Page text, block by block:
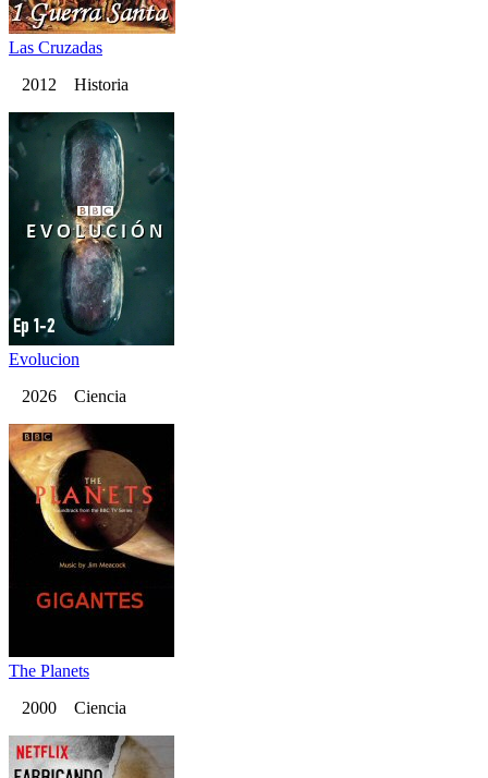
Las Cruzadas
2012 Historia
Evolucion
2026 Ciencia
The Planets
2000 Ciencia